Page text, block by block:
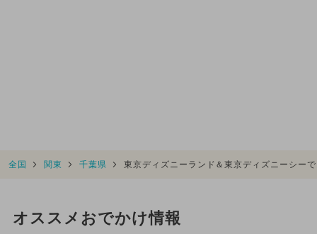
全国 関東 千葉県 東京ディズニーランド＆東京ディズニーシー
オススメおでかけ情報